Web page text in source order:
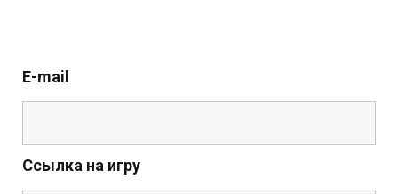
E-mail
Ссылка на игру